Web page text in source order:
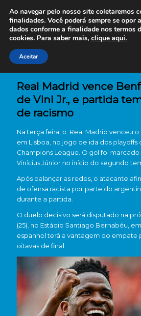
Real Madrid vence
de Vini Jr., e partida
de racismo
Na terça feira, o Real Madrid venceu o
em Lisboa, no jogo de ida dos playoffs
Champions League . O gol foi
Vinícius Júniorno início do segundo
Após balançar as redes, o atacante
de ofensa racista por parte do
durante a partida.
O duelo decisivo será disputado na
(25), no Estádio Santiago Bernabéu ,
espanhol terá a vantagem do empate
oitavas de final.
Ao navegar pelo nosso site coletaremos
finalidades. Você poderá sempre se opor
dados conforme a finalidade nos termos
cookies. Para saber mais, clique aqui.
Aceitar